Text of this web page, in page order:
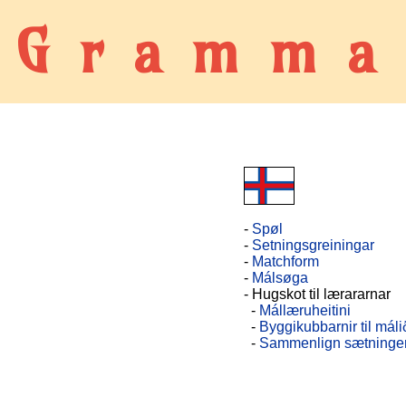
- Spøl
- Setningsgreiningar
- Matchform
- Málsøga
- Hugskot til lærararnar
- Mállæruheitini
- Byggikubbarnir til
- Sammenlign